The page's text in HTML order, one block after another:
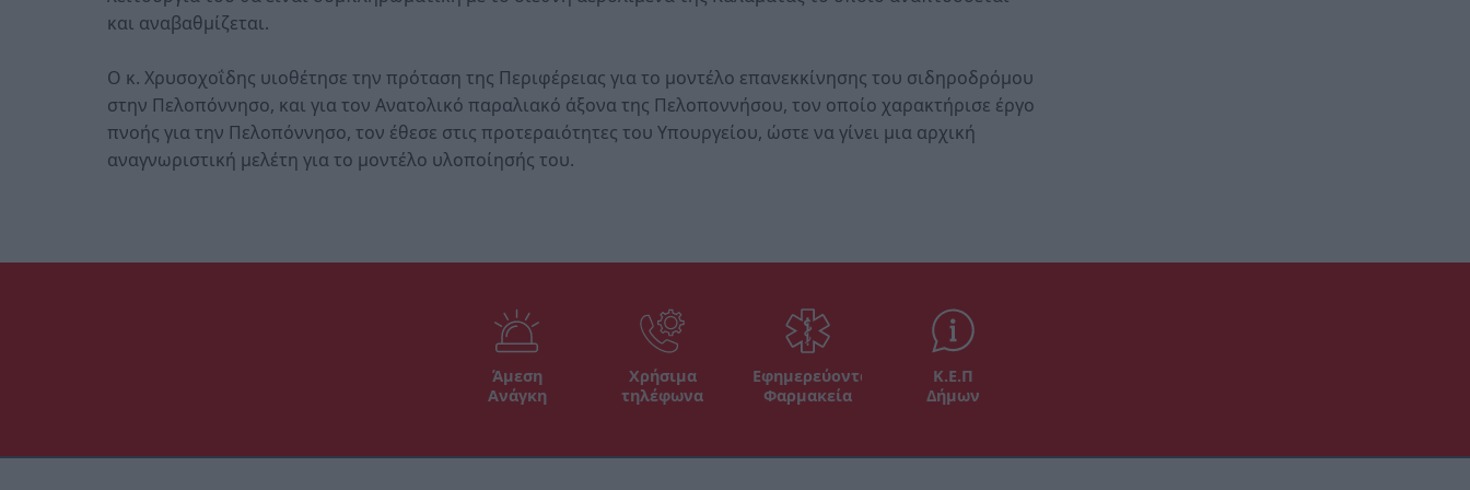
και αναβαθμίζεται.
Ο κ. Χρυσοχοΐδης υιοθέτησε την πρόταση της Περιφέρειας για το μοντέλο επανεκκίνησης του σιδηροδρόμου
στην Πελοπόννησο, και για τον Ανατολικό παραλιακό άξονα της Πελοποννήσου, τον οποίο χαρακτήρισε έργο
πνοής για την Πελοπόννησο, τον έθεσε στις προτεραιότητες του Υπουργείου, ώστε να γίνει μια αρχική
αναγνωριστική μελέτη για το μοντέλο υλοποίησής του.
Άμεση
Ανάγκη
Χρήσιμα
τηλέφωνα
Εφημερεύοντα
Φαρμακεία
Κ.Ε.Π
Δήμων